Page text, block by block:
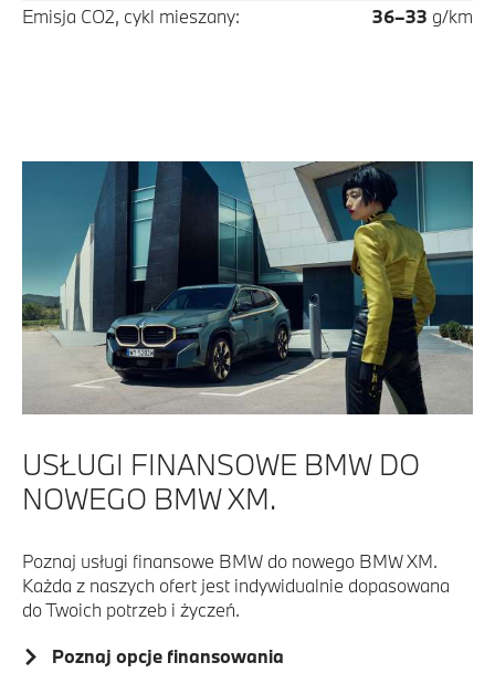
Emisja CO2, cykl mieszany:
36–33 g/km
USŁUGI FINANSOWE BMW DO
NOWEGO BMW XM.
Poznaj usługi finansowe BMW do nowego BMW XM.
Każda z naszych ofert jest indywidualnie dopasowana
do Twoich potrzeb i życzeń.
Poznaj opcje finansowania